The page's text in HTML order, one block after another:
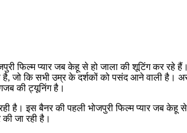
फिल्म प्यार जब केहू से हो जाला की शूटिंग कर
है, जो कि सभी उम्र के दर्शकों को पसंद आने वाली
की ट्यूनिंग है।
इस बैनर की पहली भोजपुरी फिल्म प्यार जब केहू से
जा रही है।